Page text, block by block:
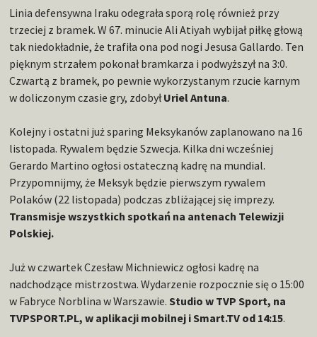
Linia defensywna Iraku odegrała sporą rolę również przy
trzeciej z bramek. W 67. minucie Ali Atiyah wybijał piłkę głową
tak niedokładnie, że trafiła ona pod nogi Jesusa Gallardo. Ten
pięknym strzałem pokonał bramkarza i podwyższył na 3:0.
Czwartą z bramek, po pewnie wykorzystanym rzucie karnym
w doliczonym czasie gry, zdobyłUriel Antuna.
Kolejny i ostatni już sparing Meksykanów zaplanowano na 16
listopada. Rywalem będzie Szwecja. Kilka dni wcześniej
Gerardo Martino ogłosi ostateczną kadrę na mundial.
Przypomnijmy, że Meksyk będzie pierwszym rywalem
Polaków (22 listopada) podczas zbliżającej się imprezy.
Transmisje wszystkich spotkań na antenach Telewizji
Polskiej.
Już w czwartek Czesław Michniewicz ogłosi kadrę na
nadchodzące mistrzostwa. Wydarzenie rozpocznie się o 15:00
w Fabryce Norblina w Warszawie.Studio w TVP Sport, na
TVPSPORT.PL, w aplikacji mobilnej i Smart.TV od 14:15.